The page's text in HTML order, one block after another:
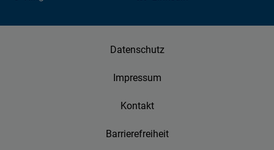
Datenschutz
Impressum
Kontakt
Barrierefreiheit